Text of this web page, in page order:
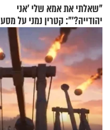
"שאלתי את אמא שלי 'אני
יהודייה?'": קטרין נמני על מסע
ההתחזקות המרגש